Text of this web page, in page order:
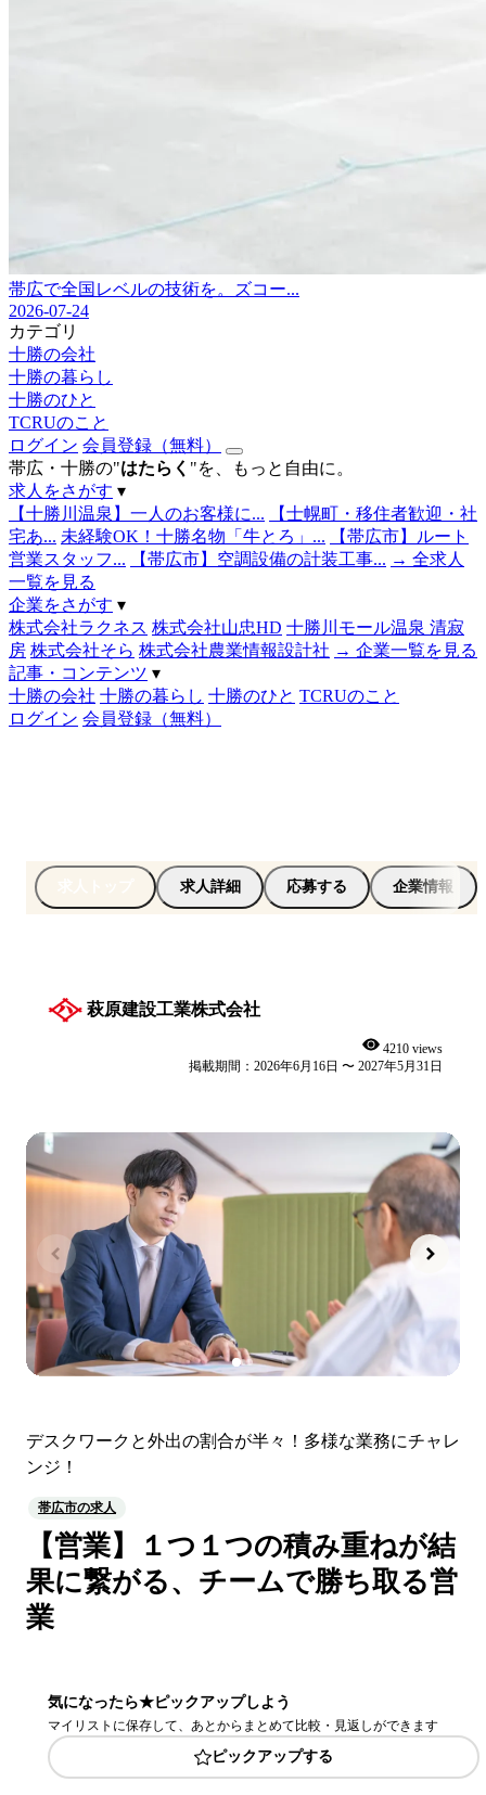
帯広で全国レベルの技術を。ズコー...
2026-07-24
カテゴリ
十勝の会社
十勝の暮らし
十勝のひと
TCRUのこと
ログイン 会員登録（無料）
帯広・十勝の"はたらく "を、もっと自由に。
求人をさがす ▾
【十勝川温泉】一人のお客様に...
【士幌町・移住者歓迎・社
宅あ... 未経験OK！十勝名物「牛とろ」...
【帯広市】ルート
営業スタッフ...
【帯広市】空調設備の計装工事... → 全求人
一覧を見る
企業をさがす ▾
株式会社ラクネス 株式会社山忠HD 十勝川モール温泉 清寂
房 株式会社そら 株式会社農業情報設計社 → 企業一覧を見る
記事・コンテンツ ▾
十勝の会社 十勝の暮らし 十勝のひと TCRUのこと
ログイン 会員登録（無料）
求人詳細 応募する 企業情報
萩原建設工業株式会社
4210 views
掲載期間：2026年6月16日 〜 2027年5月31日
デスクワークと外出の割合が半々！多様な業務にチャレ
ンジ！
帯広市の求人
【営業】１つ１つの積み重ねが結
果に繋がる、チームで勝ち取る営
業
気になったら★ピックアップしよう
マイリストに保存して、あとからまとめて比較・見返しができます
ピックアップする